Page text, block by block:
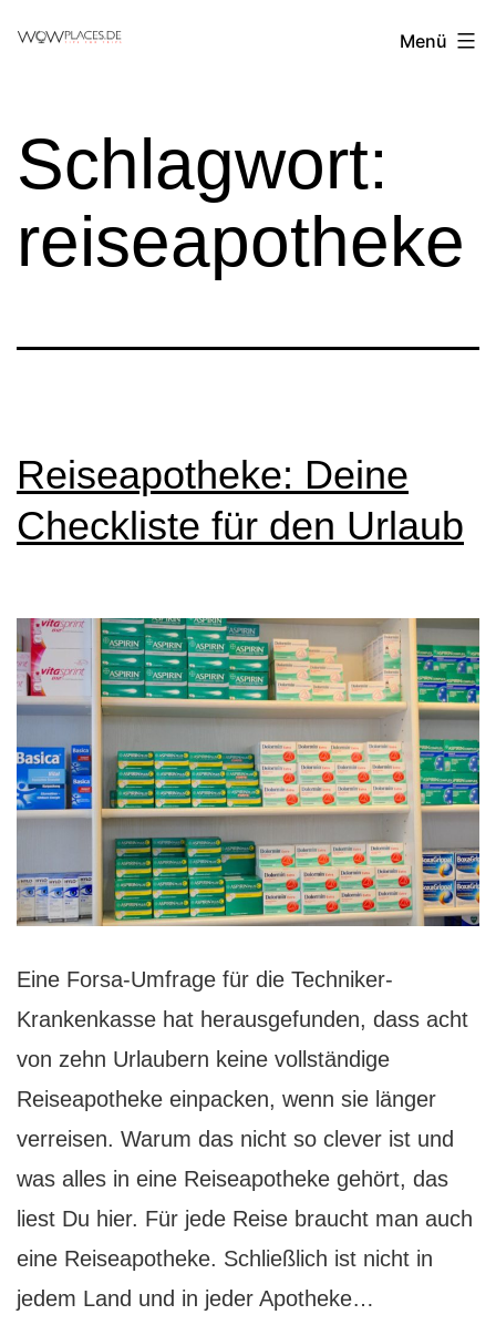
Reiseblog
Menü
Schlagwort:
reiseapotheke
Reiseapotheke: Deine
Checkliste für den Urlaub
Eine Forsa-Umfrage für die Techniker-
Krankenkasse hat herausgefunden, dass acht
von zehn Urlaubern keine vollständige
Reiseapotheke einpacken, wenn sie länger
verreisen. Warum das nicht so clever ist und
was alles in eine Reiseapotheke gehört, das
liest Du hier. Für jede Reise braucht man auch
eine Reiseapotheke. Schließlich ist nicht in
jedem Land und in jeder Apotheke…